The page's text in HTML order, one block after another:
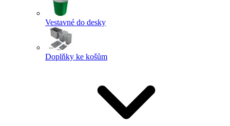
Vestavné do desky
Doplňky ke košům